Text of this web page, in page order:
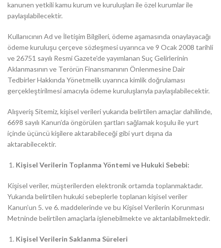
kanunen yetkili kamu kurum ve kuruluşları ile özel kurumlar ile
paylaşılabilecektir.
Kullanıcının Ad ve İletişim Bilgileri, ödeme aşamasında onaylayacağı
ödeme kuruluşu çerçeve sözleşmesi uyarınca ve 9 Ocak 2008 tarihli
ve 26751 sayılı Resmi Gazete’de yayımlanan Suç Gelirlerinin
Aklanmasının ve Terörün Finansmanının Önlenmesine Dair
Tedbirler Hakkında Yönetmelik uyarınca kimlik doğrulaması
gerçekleştirilmesi amacıyla ödeme kuruluşlarıyla paylaşılabilecektir.
Alışveriş Sitemiz, kişisel verileri yukarıda belirtilen amaçlar dahilinde,
6698 sayılı Kanun’da öngörülen şartları sağlamak koşulu ile yurt
içinde üçüncü kişilere aktarabileceği gibi yurt dışına da
aktarabilecektir.
Kişisel Verilerin Toplanma Yöntemi ve Hukuki Sebebi:
Kişisel veriler, müşterilerden elektronik ortamda toplanmaktadır.
Yukarıda belirtilen hukuki sebeplerle toplanan kişisel veriler
Kanun’un 5. ve 6. maddelerinde ve bu Kişisel Verilerin Korunması
Metninde belirtilen amaçlarla işlenebilmekte ve aktarılabilmektedir.
Kişisel Verilerin Saklanma Süreleri